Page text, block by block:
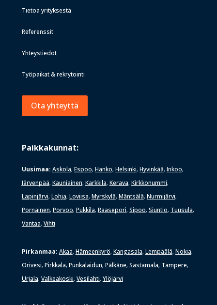
Tietoa yrityksestä
Referenssit
Yhteystiedot
Työpaikat & rekrytointi
Ota yhteyttä
Paikkakunnat:
Uusimaa: Askola, Espoo, Hanko, Helsinki, Hyvinkää, Inkoo,
Järvenpää, Kauniainen, Karkkila, Kerava, Kirkkonummi,
Lapinjärvi, Lohja, Loviisa, Myrskylä, Mäntsälä, Nurmijärvi,
Pornainen, Porvoo, Pukkila, Raasepori, Sipoo, Siuntio, Tuusula,
Vantaa, Vihti
Pirkanmaa: Akaa, Hämeenkyrö, Kangasala, Lempäälä, Nokia,
Orivesi, Pirkkala, Punkalaidun, Pälkäne, Sastamala, Tampere,
Urjala, Valkeakoski, Vesilahti, Ylöjärvi